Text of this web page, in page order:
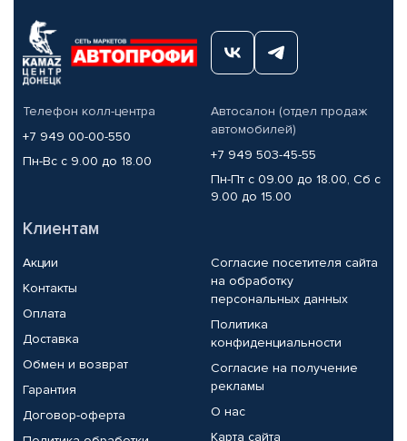
Телефон колл-центра
+7 949 00-00-550
Пн-Вс с 9.00 до 18.00
Автосалон (отдел продаж
автомобилей)
+7 949 503-45-55
Пн-Пт с 09.00 до 18.00, Сб с
9.00 до 15.00
Клиентам
Акции
Контакты
Оплата
Доставка
Обмен и возврат
Гарантия
Договор-оферта
Согласие посетителя сайта
на обработку
персональных данных
Политика
конфиденциальности
Согласие на получение
рекламы
О нас
Карта сайта